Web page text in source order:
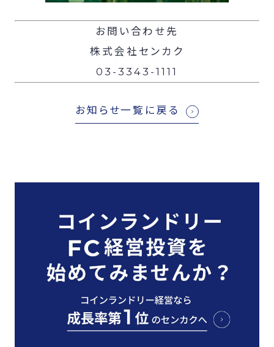
お問い合わせ先
株式会社センカク
03-3343-1111
お知らせ一覧に戻る